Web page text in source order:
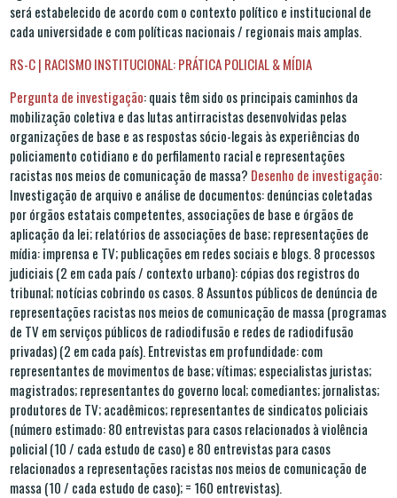
será estabelecido de acordo com o contexto político e institucional de
cada universidade e com políticas nacionais / regionais mais amplas.
RS-C | RACISMO INSTITUCIONAL: PRÁTICA POLICIAL & MÍDIA
Pergunta de investigação: quais têm sido os principais caminhos da
mobilização coletiva e das lutas antirracistas desenvolvidas pelas
organizações de base e as respostas sócio-legais às experiências do
policiamento cotidiano e do perfilamento racial e representações
racistas nos meios de comunicação de massa? Desenho de investigação:
Investigação de arquivo e análise de documentos: denúncias coletadas
por órgãos estatais competentes, associações de base e órgãos de
aplicação da lei; relatórios de associações de base; representações de
mídia: imprensa e TV; publicações em redes sociais e blogs. 8 processos
judiciais (2 em cada país / contexto urbano): cópias dos registros do
tribunal; notícias cobrindo os casos. 8 Assuntos públicos de denúncia de
representações racistas nos meios de comunicação de massa (programas
de TV em serviços públicos de radiodifusão e redes de radiodifusão
privadas) (2 em cada país). Entrevistas em profundidade: com
representantes de movimentos de base; vítimas; especialistas juristas;
magistrados; representantes do governo local; comediantes; jornalistas;
produtores de TV; acadêmicos; representantes de sindicatos policiais
(número estimado: 80 entrevistas para casos relacionados à violência
policial (10 / cada estudo de caso) e 80 entrevistas para casos
relacionados a representações racistas nos meios de comunicação de
massa (10 / cada estudo de caso); = 160 entrevistas).